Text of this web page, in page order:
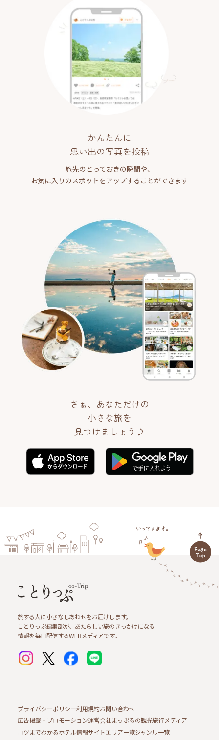
かんたんに
思い出の写真を投稿
旅先のとっておきの瞬間や、
お気に入りのスポットをアップすることができます
さぁ、あなただけの
小さな旅を
見つけましょう♪
旅する人に小さなしあわせをお届けします。
ことりっぷ編集部が、あたらしい旅のきっかけになる
情報を毎日配信するWEBメディアです。
プライバシーポリシー利用規約お問い合わせ
広告掲載・プロモーション運営会社まっぷるの観光旅行メディア
コツまでわかるホテル情報サイトエリア一覧ジャンル一覧